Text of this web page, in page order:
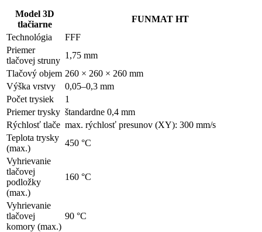
Model 3D
tlačiarne
FUNMAT HT
Technológia
FFF
Priemer
tlačovej struny
1,75 mm
Tlačový objem 260 × 260 × 260 mm
Výška vrstvy
0,05–0,3 mm
Počet trysiek
1
Priemer trysky štandardne 0,4 mm
Rýchlosť tlače max. rýchlosť presunov (XY): 300 mm/s
Teplota trysky
(max.)
450 °C
Vyhrievanie
tlačovej
podložky
(max.)
160 °C
Vyhrievanie
tlačovej
komory (max.)
90 °C